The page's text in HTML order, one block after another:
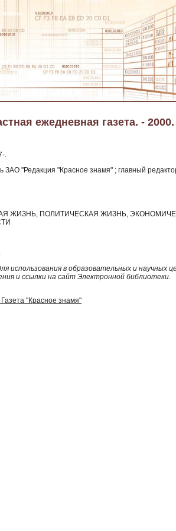
ежедневная газета. -
.
ЗАО "Редакция "Красное знамя" ; главный
ЖИЗНЬ, ПОЛИТИЧЕСКАЯ ЖИЗНЬ,
использования в образовательных и научных
и ссылки на сайт Электронной библиотеки.
"Красное знамя"